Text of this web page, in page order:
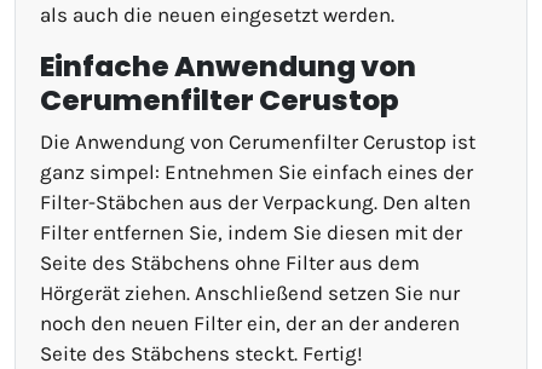
als auch die neuen eingesetzt werden.
Einfache Anwendung von
Cerumenfilter Cerustop
Die Anwendung von Cerumenfilter Cerustop ist
ganz simpel: Entnehmen Sie einfach eines der
Filter-Stäbchen aus der Verpackung. Den alten
Filter entfernen Sie, indem Sie diesen mit der
Seite des Stäbchens ohne Filter aus dem
Hörgerät ziehen. Anschließend setzen Sie nur
noch den neuen Filter ein, der an der anderen
Seite des Stäbchens steckt. Fertig!